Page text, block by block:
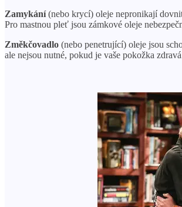
Zamykání(nebo krycí) oleje nepronikají
Pro mastnou pleť jsou zámkové oleje
Změkčovadlo (nebo penetrující) oleje jsou
ale nejsou nutné, pokud je vaše pokožka